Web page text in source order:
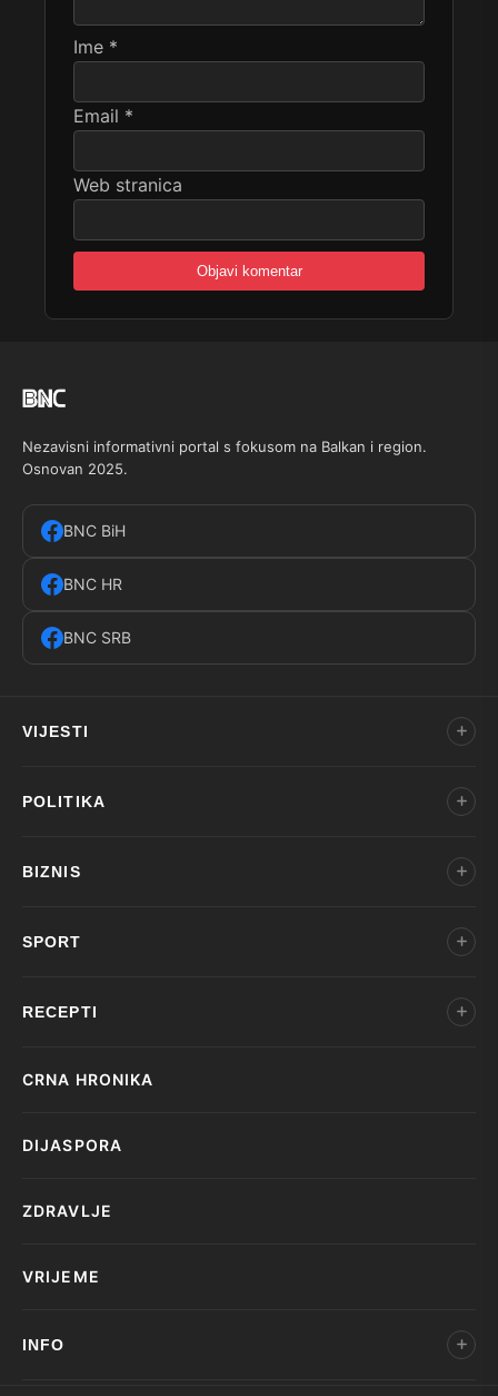
Ime *
Email *
Web stranica
Nezavisni informativni portal s fokusom na Balkan i region.
Osnovan 2025.
BNC BiH
BNC HR
BNC SRB
VIJESTI
POLITIKA
BIZNIS
SPORT
RECEPTI
CRNA HRONIKA
DIJASPORA
ZDRAVLJE
VRIJEME
INFO